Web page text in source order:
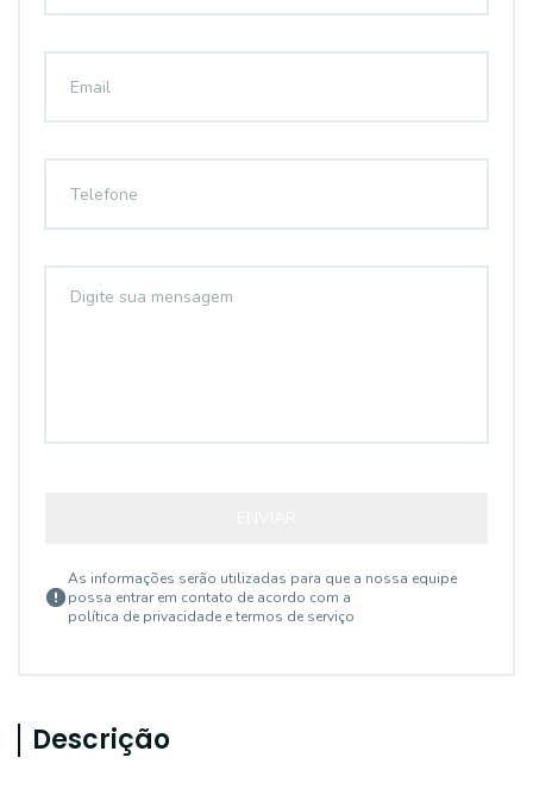
As informações serão utilizadas para que a nossa equipe
possa entrar em contato de acordo com a
política de privacidade e termos de serviço
Descrição